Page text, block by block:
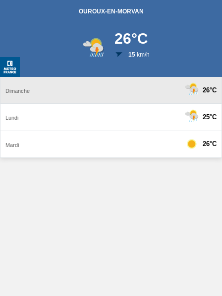
OUROUX-EN-MORVAN
26°C
15km/h
Dimanche 26°C
Lundi 25°C
Mardi 26°C